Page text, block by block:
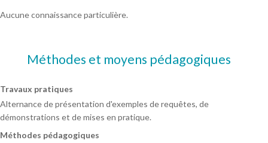
Aucune connaissance particulière.
Méthodes et moyens pédagogiques
Travaux pratiques
Alternance de présentation d'exemples de requêtes, de
démonstrations et de mises en pratique.
Méthodes pédagogiques